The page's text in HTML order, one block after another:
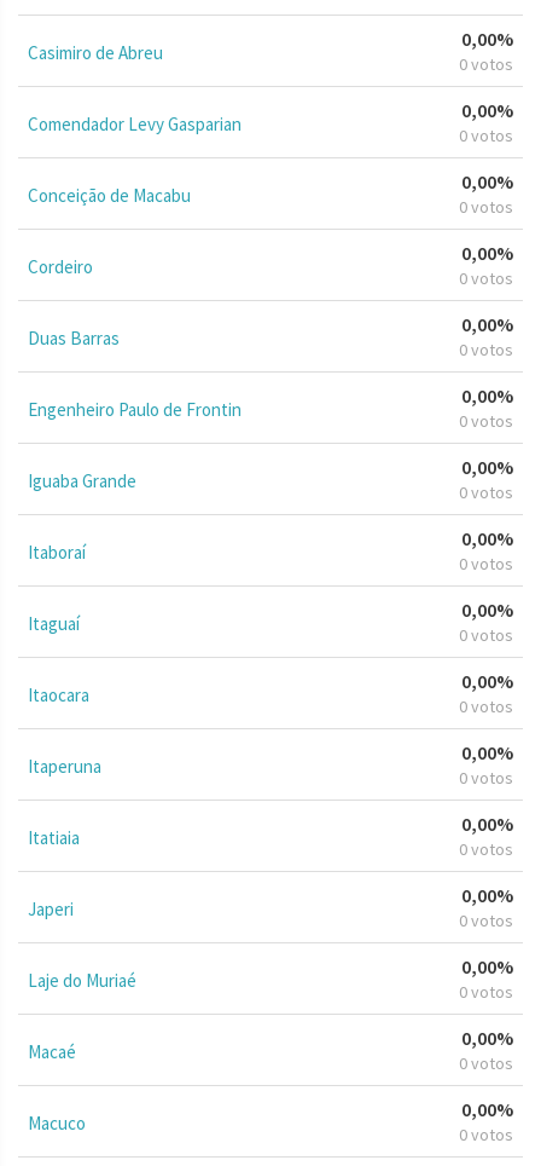
Casimiro de Abreu
0,00%
0 votos
Comendador Levy Gasparian
0,00%
0 votos
Conceição de Macabu
0,00%
0 votos
Cordeiro
0,00%
0 votos
Duas Barras
0,00%
0 votos
Engenheiro Paulo de Frontin
0,00%
0 votos
Iguaba Grande
0,00%
0 votos
Itaboraí
0,00%
0 votos
Itaguaí
0,00%
0 votos
Itaocara
0,00%
0 votos
Itaperuna
0,00%
0 votos
Itatiaia
0,00%
0 votos
Japeri
0,00%
0 votos
Laje do Muriaé
0,00%
0 votos
Macaé
0,00%
0 votos
Macuco
0,00%
0 votos